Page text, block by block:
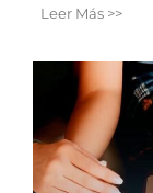
Leer Más >>